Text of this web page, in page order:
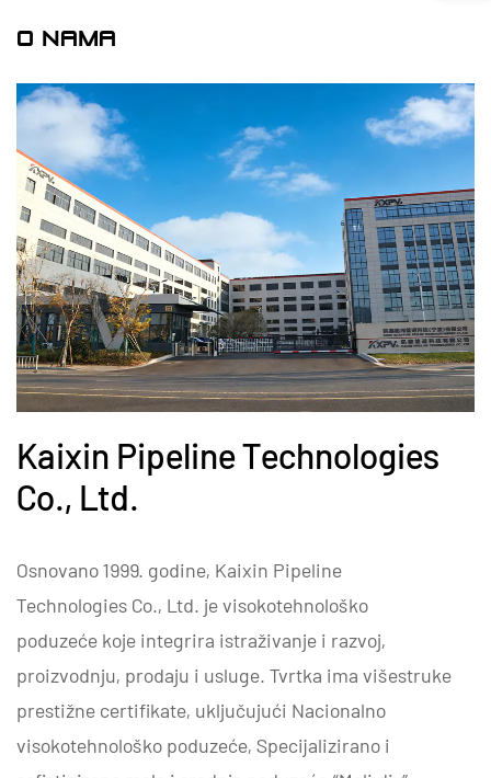
O NAMA
Kaixin Pipeline Technologies
Co., Ltd.
Osnovano 1999. godine, Kaixin Pipeline
Technologies Co., Ltd. je visokotehnološko
poduzeće koje integrira istraživanje i razvoj,
proizvodnju, prodaju i usluge. Tvrtka ima višestruke
prestižne certifikate, uključujući Nacionalno
visokotehnološko poduzeće, Specijalizirano i